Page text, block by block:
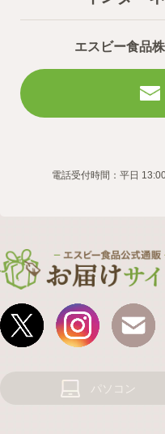
エスビー食品
電話受付時間：平日
パソコン